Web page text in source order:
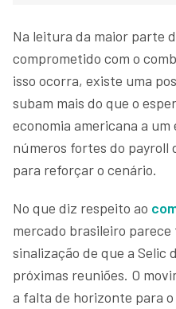
Na leitura da maior parte
comprometido com o
isso ocorra, existe uma
subam mais do que o
economia americana a um
números fortes do payroll
para reforçar o cenário.
No que diz respeito ao
mercado brasileiro
sinalização de que a Selic
próximas reuniões. O
a falta de horizonte para